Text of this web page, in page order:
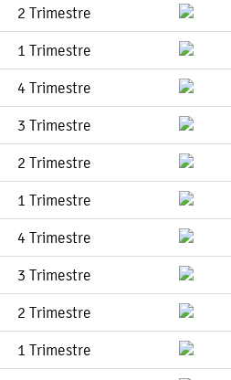
2 Trimestre
1 Trimestre
4 Trimestre
3 Trimestre
2 Trimestre
1 Trimestre
4 Trimestre
3 Trimestre
2 Trimestre
1 Trimestre